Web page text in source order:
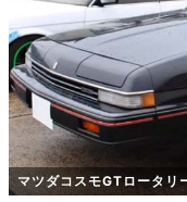
マツダコスモGTロータリ